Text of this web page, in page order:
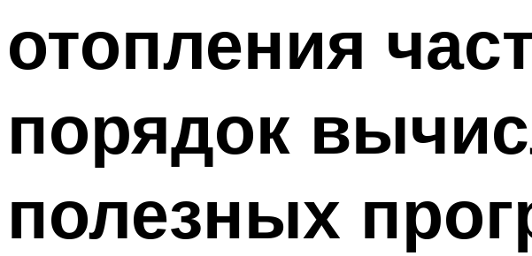
отопления
порядок
полезных